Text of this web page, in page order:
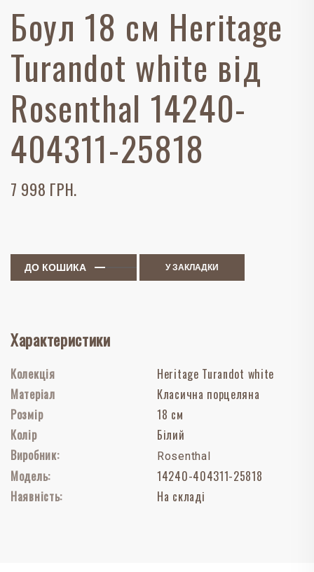
Боул 18 см Heritage
Turandot white від
Rosenthal 14240-
404311-25818
7 998 ГРН.
ДО КОШИКА У ЗАКЛАДКИ
Характеристики
Колекція
Heritage Turandot white
Матеріал
Класична порцеляна
Розмір
18 см
Колір
Білий
Виробник:
Rosenthal
Модель:
14240-404311-25818
Наявність:
На складі